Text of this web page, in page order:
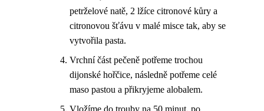
petrželové natě, 2 lžíce citronové kůry a
citronovou šťávu v malé misce tak, aby se
vytvořila pasta.
Vrchní část pečeně potřeme trochou
dijonské hořčice, následně potřeme celé
maso pastou a přikryjeme alobalem.
Vložíme do trouby na 50 minut, po